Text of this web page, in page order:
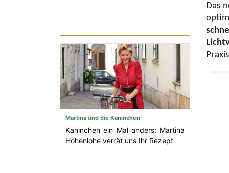
Martina und die Kaninchen
Kaninchen ein Mal anders: Martina
Hohenlohe verrät uns Ihr Rezept
Das